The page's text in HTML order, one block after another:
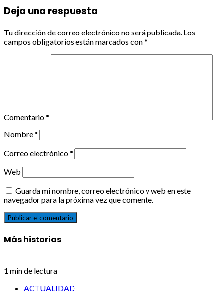
Deja una respuesta
Tu dirección de correo electrónico no será publicada. Los
campos obligatorios están marcados con*
Comentario*
Nombre*
Correo electrónico*
Web
Guarda mi nombre, correo electrónico y web en este
navegador para la próxima vez que comente.
Más historias
1 min de lectura
ACTUALIDAD